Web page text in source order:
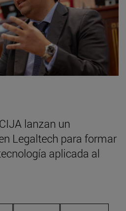
lanzan un
Legaltech para formar
aplicada al